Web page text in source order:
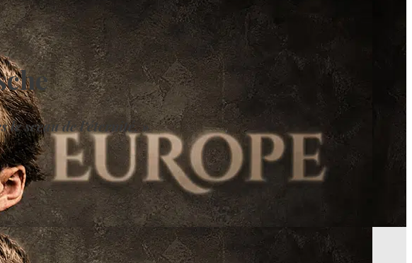
sceau de l’éternité. »